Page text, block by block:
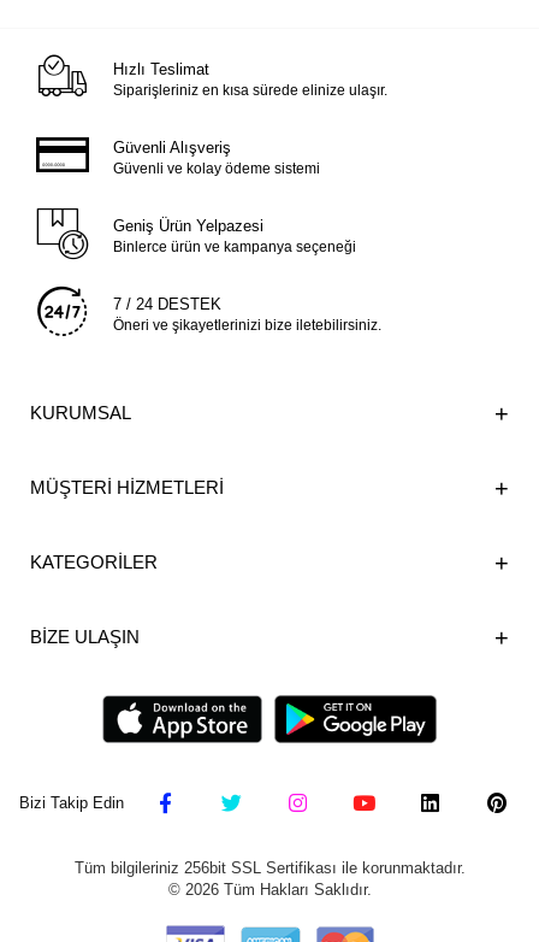
Hızlı Teslimat
Siparişleriniz en kısa sürede elinize ulaşır.
Güvenli Alışveriş
Güvenli ve kolay ödeme sistemi
Geniş Ürün Yelpazesi
Binlerce ürün ve kampanya seçeneği
7 / 24 DESTEK
Öneri ve şikayetlerinizi bize iletebilirsiniz.
KURUMSAL
MÜŞTERİ HİZMETLERİ
KATEGORİLER
BİZE ULAŞIN
Bizi Takip Edin
Tüm bilgileriniz 256bit SSL Sertifikası ile korunmaktadır.
© 2026Tüm Hakları Saklıdır.